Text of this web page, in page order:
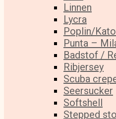
Linnen
Lycra
Poplin/
Punta –
Badstof /
Ribjersey
Scuba
Seersucker
Softshell
Stepped